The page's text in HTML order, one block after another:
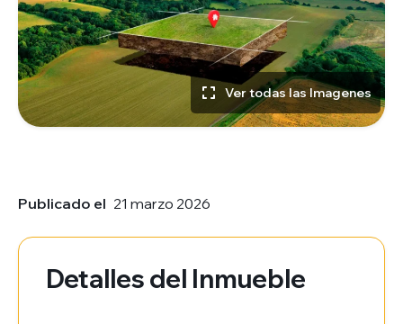
Ver todas las Imagenes
Publicado el 21 marzo 2026
Detalles del Inmueble